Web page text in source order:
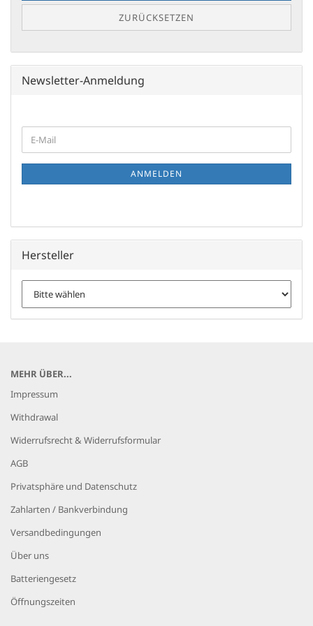
ZURÜCKSETZEN
Newsletter-Anmeldung
ZUR
NEWSLETTER-
E-
Mail
ANMELDEN
Hersteller
MEHR ÜBER...
Impressum
Withdrawal
Widerrufsrecht & Widerrufsformular
AGB
Privatsphäre und Datenschutz
Zahlarten / Bankverbindung
Versandbedingungen
Über uns
Batteriengesetz
Öffnungszeiten